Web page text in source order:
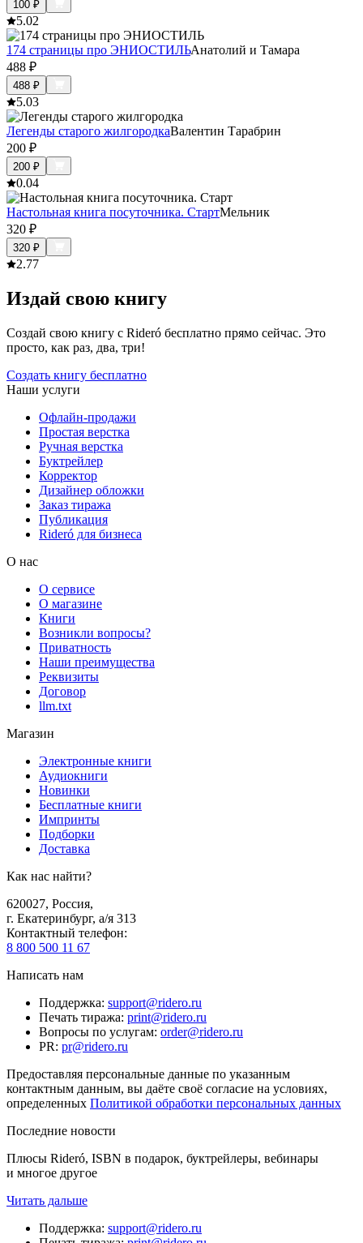
100 ₽
5.02
174 страницы про ЭНИОСТИЛЬАнатолий и Тамара
488 ₽
488 ₽
5.03
Легенды старого жилгородкаВалентин Тарабрин
200 ₽
200 ₽
0.04
Настольная книга посуточника. СтартМельник
320 ₽
320 ₽
2.77
Издай свою книгу
Создай свою книгу с Rideró бесплатно прямо сейчас. Это
просто, как раз, два, три!
Создать книгу бесплатно
Наши услуги
Офлайн-продажи
Простая верстка
Ручная верстка
Буктрейлер
Корректор
Дизайнер обложки
Заказ тиража
Публикация
Rideró для бизнеса
О нас
О сервисе
О магазине
Книги
Возникли вопросы?
Приватность
Наши преимущества
Реквизиты
Договор
llm.txt
Магазин
Электронные книги
Аудиокниги
Новинки
Бесплатные книги
Импринты
Подборки
Доставка
Как нас найти?
620027, Россия,
г. Екатеринбург, а/я 313
Контактный телефон:
8 800 500 11 67
Написать нам
Поддержка: support@ridero.ru
Печать тиража: print@ridero.ru
Вопросы по услугам: order@ridero.ru
PR: pr@ridero.ru
Предоставляя персональные данные по указанным
контактным данным, вы даёте своё согласие на условиях,
определенных Политикой обработки персональных данных
Последние новости
Плюсы Rideró, ISBN в подарок, буктрейлеры, вебинары
и многое другое
Читать дальше
Поддержка: support@ridero.ru